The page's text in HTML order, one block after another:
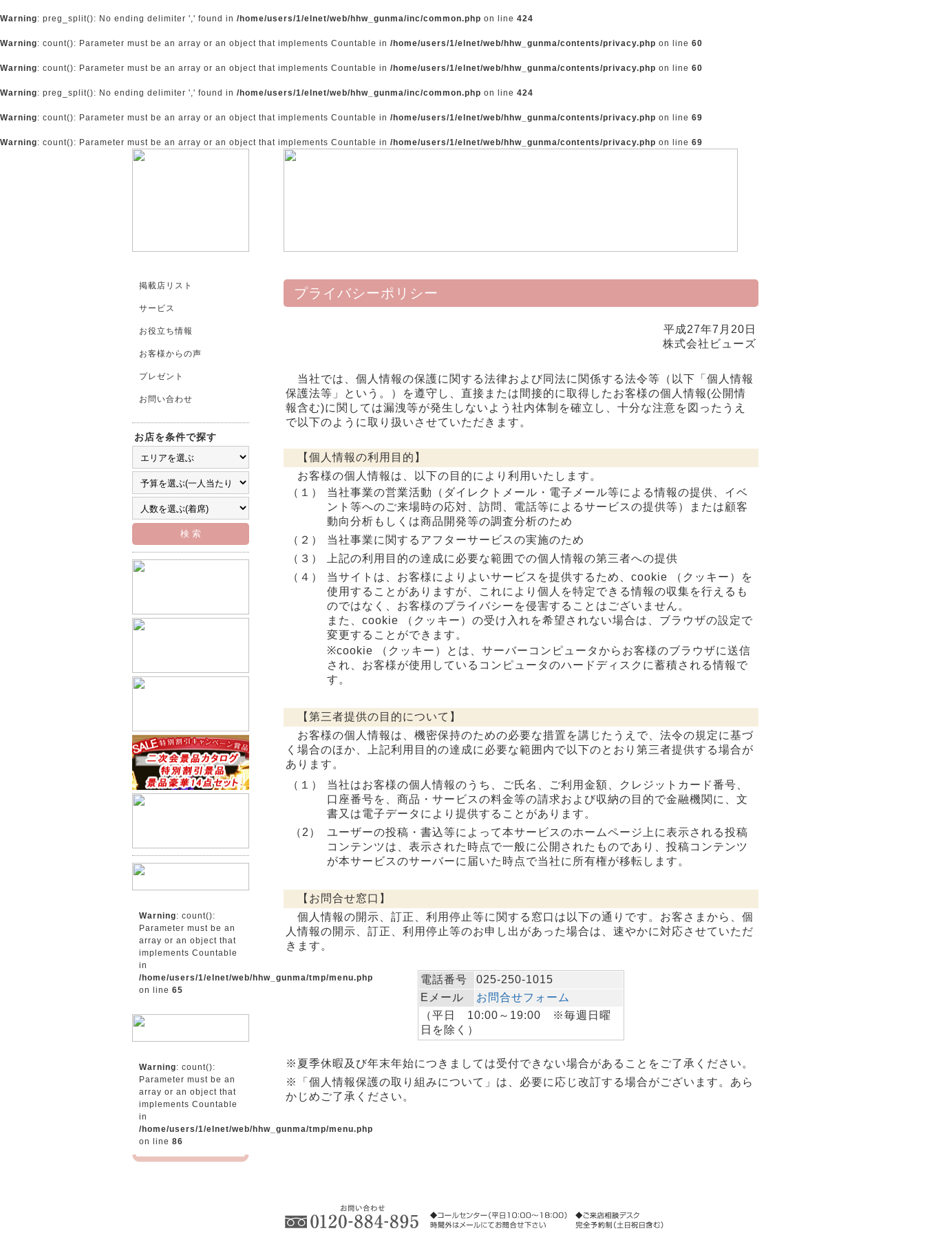
Warning: preg_split(): No ending delimiter ',' found in /home/users/1/elnet/web/hhw_gunma/inc/common.php on line 424
Warning: count(): Parameter must be an array or an object that implements Countable in /home/users/1/elnet/web/hhw_gunma/contents/privacy.php on line 60
Warning: count(): Parameter must be an array or an object that implements Countable in /home/users/1/elnet/web/hhw_gunma/contents/privacy.php on line 60
Warning: preg_split(): No ending delimiter ',' found in /home/users/1/elnet/web/hhw_gunma/inc/common.php on line 424
Warning: count(): Parameter must be an array or an object that implements Countable in /home/users/1/elnet/web/hhw_gunma/contents/privacy.php on line 69
Warning: count(): Parameter must be an array or an object that implements Countable in /home/users/1/elnet/web/hhw_gunma/contents/privacy.php on line 69
掲載店リスト
サービス
お役立ち情報
お客様からの声
プレゼント
お問い合わせ
お店を条件で探す
Warning: count():
Parameter must be an
array or an object that
implements Countable
in
/home/users/1/elnet/web/hhw_gunma/tmp/menu.php
on line 65
Warning: count():
Parameter must be an
array or an object that
implements Countable
in
/home/users/1/elnet/web/hhw_gunma/tmp/menu.php
on line 86
プライバシーポリシー
平成27年7月20日
株式会社ビューズ
当社では、個人情報の保護に関する法律および同法に関係する法令等（以下「個人情報
保護法等」という。）を遵守し、直接または間接的に取得したお客様の個人情報(公開情
報含む)に関しては漏洩等が発生しないよう社内体制を確立し、十分な注意を図ったうえ
で以下のように取り扱いさせていただきます。
【個人情報の利用目的】
お客様の個人情報は、以下の目的により利用いたします。
（１）
当社事業の営業活動（ダイレクトメール・電子メール等による情報の提供、イベ
ント等へのご来場時の応対、訪問、電話等によるサービスの提供等）または顧客
動向分析もしくは商品開発等の調査分析のため
（２）
当社事業に関するアフターサービスの実施のため
（３）
上記の利用目的の達成に必要な範囲での個人情報の第三者への提供
（４）
当サイトは、お客様によりよいサービスを提供するため、cookie （クッキー）を
使用することがありますが、これにより個人を特定できる情報の収集を行えるも
のではなく、お客様のプライバシーを侵害することはございません。
また、cookie （クッキー）の受け入れを希望されない場合は、ブラウザの設定で
変更することができます。
※cookie （クッキー）とは、サーバーコンピュータからお客様のブラウザに送信
され、お客様が使用しているコンピュータのハードディスクに蓄積される情報で
す。
【第三者提供の目的について】
お客様の個人情報は、機密保持のための必要な措置を講じたうえで、法令の規定に基づ
く場合のほか、上記利用目的の達成に必要な範囲内で以下のとおり第三者提供する場合が
あります。
（１）
当社はお客様の個人情報のうち、ご氏名、ご利用金額、クレジットカード番号、
口座番号を、商品・サービスの料金等の請求および収納の目的で金融機関に、文
書又は電子データにより提供することがあります。
（2）
ユーザーの投稿・書込等によって本サービスのホームページ上に表示される投稿
コンテンツは、表示された時点で一般に公開されたものであり、投稿コンテンツ
が本サービスのサーバーに届いた時点で当社に所有権が移転します。
【お問合せ窓口】
個人情報の開示、訂正、利用停止等に関する窓口は以下の通りです。お客さまから、個
人情報の開示、訂正、利用停止等のお申し出があった場合は、速やかに対応させていただ
きます。
電話番号
025-250-1015
Eメール
お問合せフォーム
（平日 10:00～19:00 ※毎週日曜
日を除く）
※夏季休暇及び年末年始につきましては受付できない場合があることをご了承ください。
※「個人情報保護の取り組みについて」は、必要に応じ改訂する場合がございます。あら
かじめご了承ください。